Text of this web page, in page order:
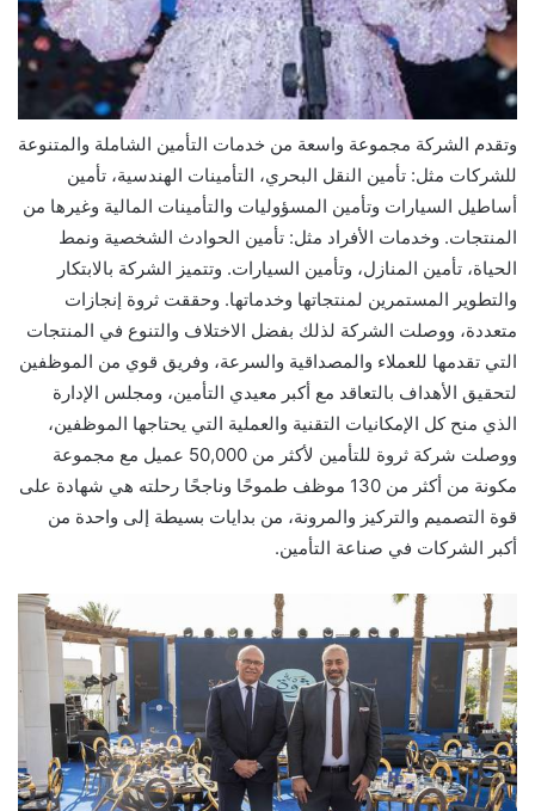
وتقدم الشركة مجموعة واسعة من خدمات التأمين الشاملة والمتنوعة
للشركات مثل: تأمين النقل البحري، التأمينات الهندسية، تأمين
أساطيل السيارات وتأمين المسؤوليات والتأمينات المالية وغيرها من
المنتجات. وخدمات الأفراد مثل: تأمين الحوادث الشخصية ونمط
الحياة، تأمين المنازل، وتأمين السيارات. وتتميز الشركة بالابتكار
والتطوير المستمرين لمنتجاتها وخدماتها. وحققت ثروة إنجازات
متعددة، ووصلت الشركة لذلك بفضل الاختلاف والتنوع في المنتجات
التي تقدمها للعملاء والمصداقية والسرعة، وفريق قوي من الموظفين
لتحقيق الأهداف بالتعاقد مع أكبر معيدي التأمين، ومجلس الإدارة
الذي منح كل الإمكانيات التقنية والعملية التي يحتاجها الموظفين،
ووصلت شركة ثروة للتأمين لأكثر من 50,000 عميل مع مجموعة
مكونة من أكثر من 130 موظف طموحًا وناجحًا رحلته هي شهادة على
قوة التصميم والتركيز والمرونة، من بدايات بسيطة إلى واحدة من
أكبر الشركات في صناعة التأمين.